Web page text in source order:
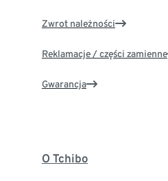
Zwrot należności
Reklamacje / części zamienne
Gwarancja
O Tchibo